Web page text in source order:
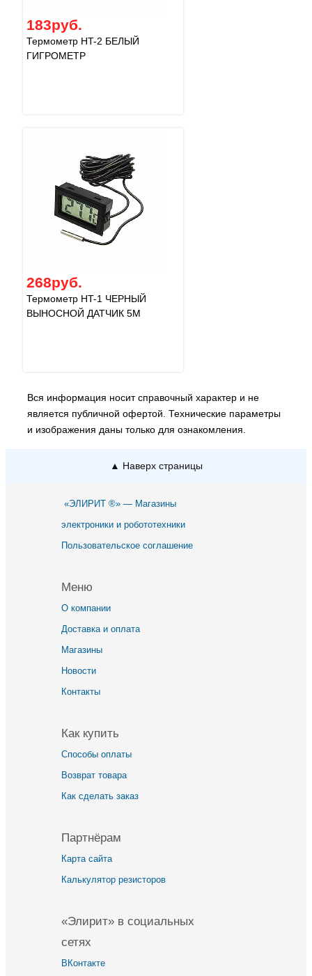
183руб.
Термометр HT-2 БЕЛЫЙ
ГИГРОМЕТР
268руб.
Термометр HT-1 ЧЕРНЫЙ
ВЫНОСНОЙ ДАТЧИК 5М
Вся информация носит справочный характер и не
является публичной офертой. Технические параметры
и изображения даны только для ознакомления.
▲ Наверх страницы
«ЭЛИРИТ ®» — Магазины
электроники и робототехники
Пользовательское соглашение
Меню
О компании
Доставка и оплата
Магазины
Новости
Контакты
Как купить
Способы оплаты
Возврат товара
Как сделать заказ
Партнёрам
Карта сайта
Калькулятор резисторов
«Элирит» в социальных
сетях
ВКонтакте